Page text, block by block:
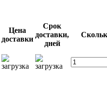
Цена
доставки
Срок
доставки,
дней